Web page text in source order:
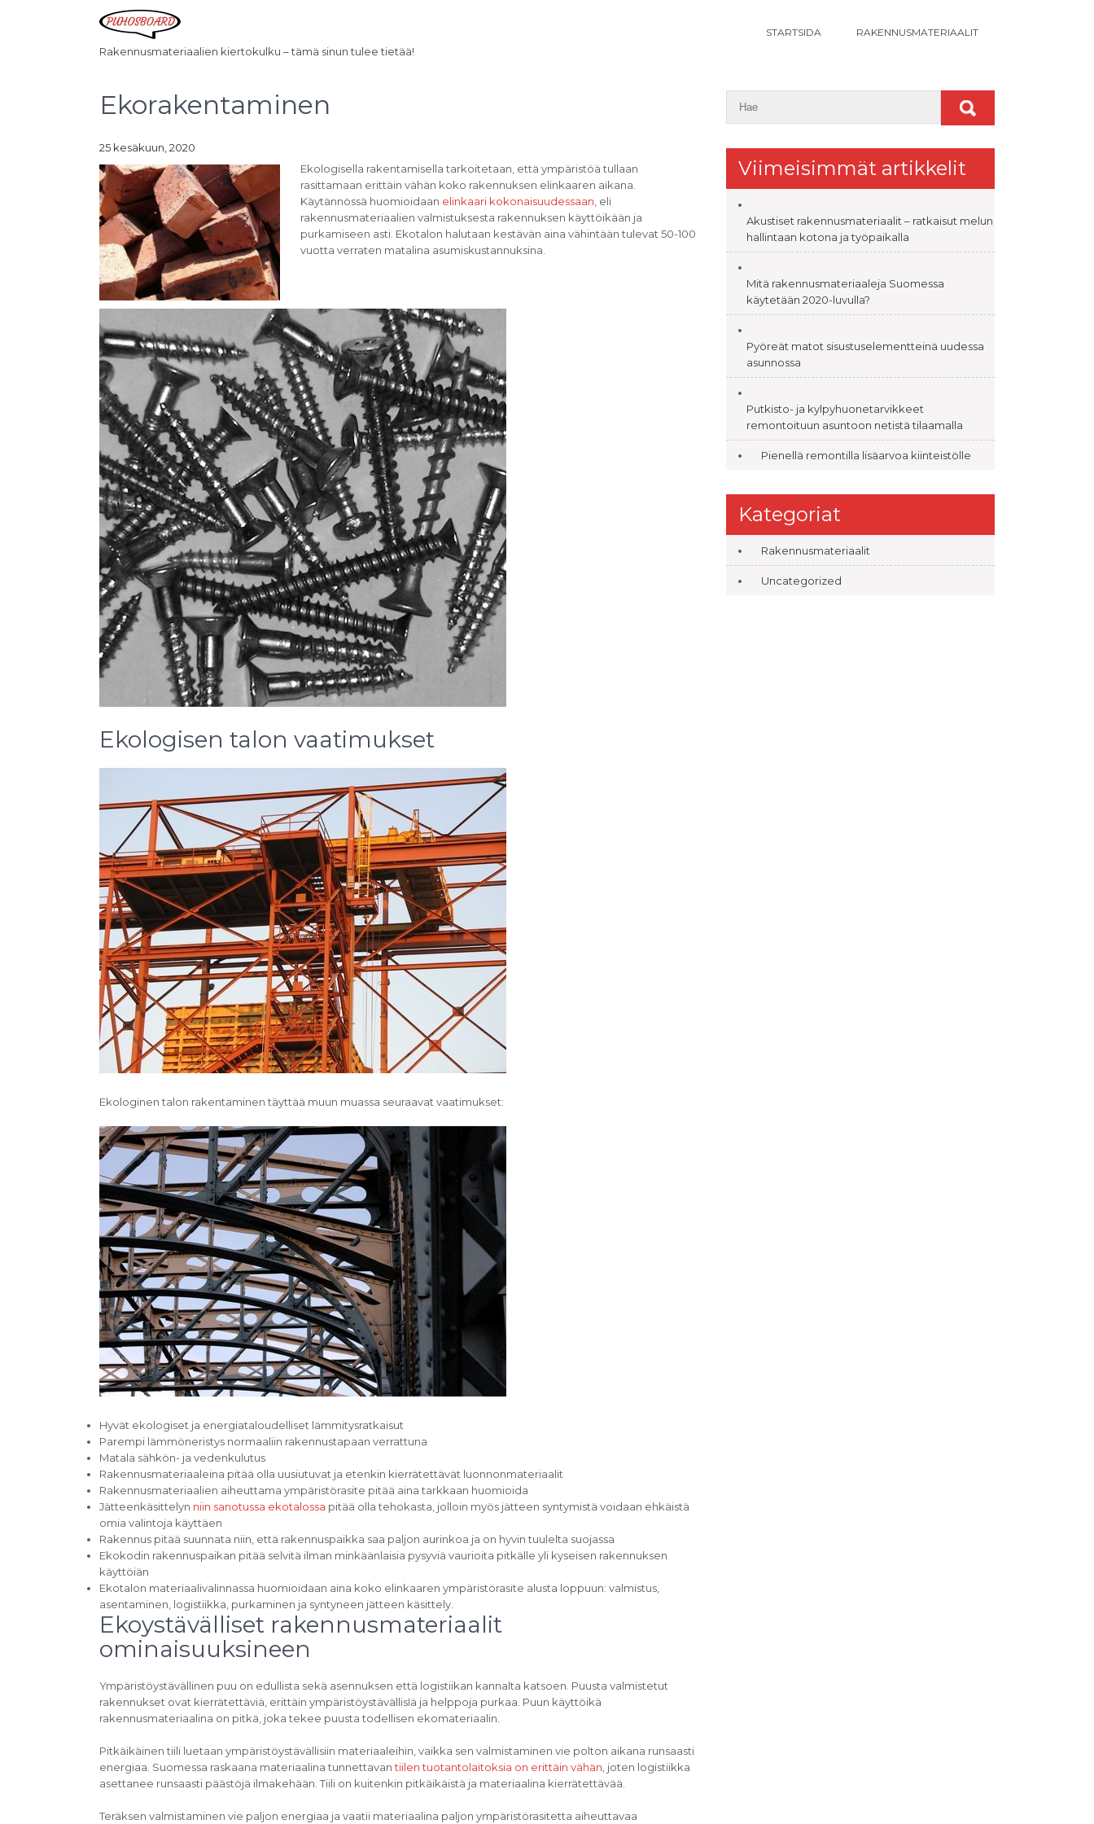
Rakennusmateriaalien kiertokulku – tämä sinun tulee tietää!
STARTSIDA RAKENNUSMATERIAALIT
Ekorakentaminen
25 kesäkuun, 2020
Ekologisella rakentamisella tarkoitetaan, että ympäristöä tullaan
rasittamaan erittäin vähän koko rakennuksen elinkaaren aikana.
Käytännössä huomioidaan elinkaari kokonaisuudessaan , eli
rakennusmateriaalien valmistuksesta rakennuksen käyttöikään ja
purkamiseen asti. Ekotalon halutaan kestävän aina vähintään tulevat 50-100
vuotta verraten matalina asumiskustannuksina.
Ekologisen talon vaatimukset
Ekologinen talon rakentaminen täyttää muun muassa seuraavat vaatimukset:
Hyvät ekologiset ja energiataloudelliset lämmitysratkaisut
Parempi lämmöneristys normaaliin rakennustapaan verrattuna
Matala sähkön- ja vedenkulutus
Rakennusmateriaaleina pitää olla uusiutuvat ja etenkin kierrätettävät luonnonmateriaalit
Rakennusmateriaalien aiheuttama ympäristörasite pitää aina tarkkaan huomioida
Jätteenkäsittelyn niin sanotussa ekotalossa pitää olla tehokasta, jolloin myös jätteen syntymistä voidaan ehkäistä
omia valintoja käyttäen
Rakennus pitää suunnata niin, että rakennuspaikka saa paljon aurinkoa ja on hyvin tuulelta suojassa
Ekokodin rakennuspaikan pitää selvitä ilman minkäänlaisia pysyviä vaurioita pitkälle yli kyseisen rakennuksen
käyttöiän
Ekotalon materiaalivalinnassa huomioidaan aina koko elinkaaren ympäristörasite alusta loppuun: valmistus,
asentaminen, logistiikka, purkaminen ja syntyneen jätteen käsittely.
Ekoystävälliset rakennusmateriaalit
ominaisuuksineen
Ympäristöystävällinen puu on edullista sekä asennuksen että logistiikan kannalta katsoen. Puusta valmistetut
rakennukset ovat kierrätettäviä, erittäin ympäristöystävällisIä ja helppoja purkaa. Puun käyttöikä
rakennusmateriaalina on pitkä, joka tekee puusta todellisen ekomateriaalin.
Pitkäikäinen tiili luetaan ympäristöystävällisiin materiaaleihin, vaikka sen valmistaminen vie polton aikana runsaasti
energiaa. Suomessa raskaana materiaalina tunnettavantiilen tuotantolaitoksia on erittäin vähän , joten logistiikka
asettanee runsaasti päästöjä ilmakehään. Tiili on kuitenkin pitkäikäistä ja materiaalina kierrätettävää.
Teräksen valmistaminen vie paljon energiaa ja vaatii materiaalina paljon ympäristörasitetta aiheuttavaa
Viimeisimmät artikkelit
Akustiset rakennusmateriaalit – ratkaisut melun
hallintaan kotona ja työpaikalla
Mitä rakennusmateriaaleja Suomessa
käytetään 2020-luvulla?
Pyöreät matot sisustuselementteinä uudessa
asunnossa
Putkisto- ja kylpyhuonetarvikkeet
remontoituun asuntoon netistä tilaamalla
Pienellä remontilla lisäarvoa kiinteistölle
Kategoriat
Rakennusmateriaalit
Uncategorized